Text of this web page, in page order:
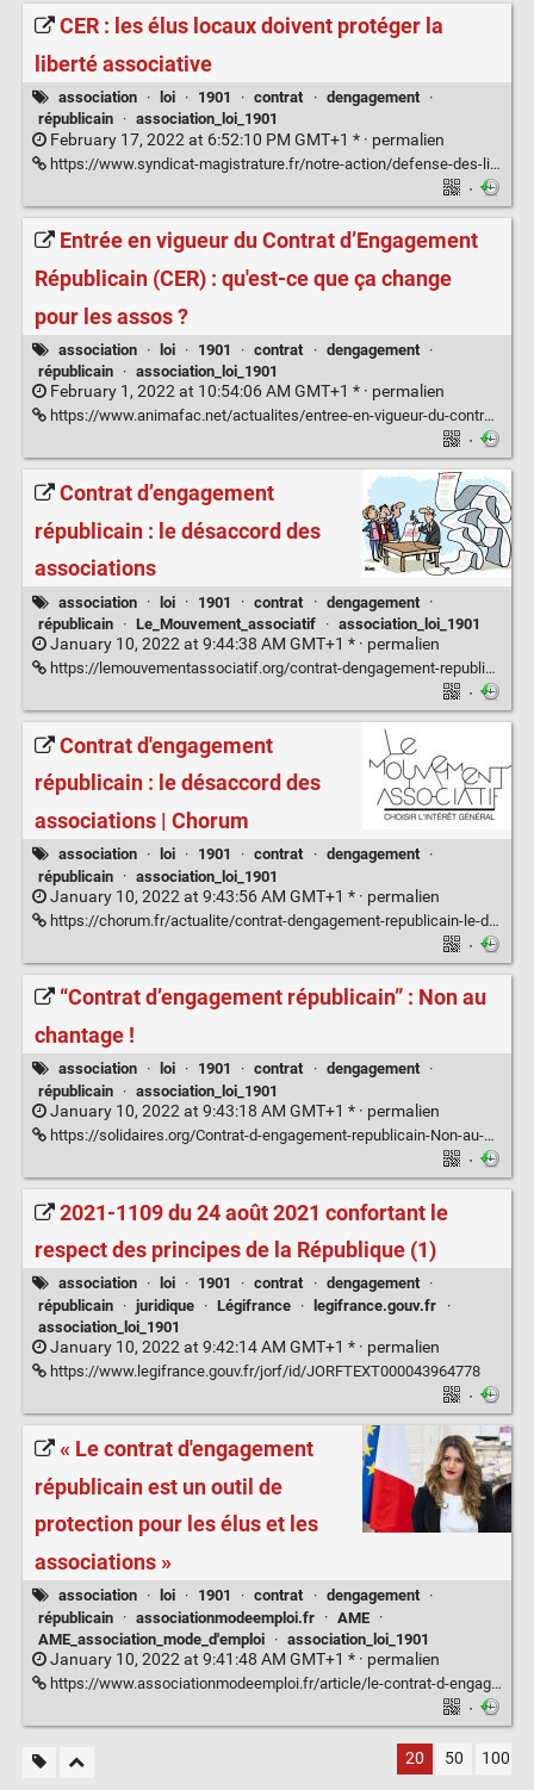
CER : les élus locaux doivent protéger la
liberté associative
association · loi · 1901 · contrat · dengagement
·
républicain
· association_loi_1901
February 17, 2022 at 6:52:10 PM GMT+1 * · permalien
https://www.syndicat-magistrature.fr/notre-action/defense-des-libertes/2508-cer-les-elus-locaux-doivent-proteger-la-liberte-associative.html
·
Entrée en vigueur du Contrat d’Engagement
Républicain (CER) : qu'est-ce que ça change
pour les assos ?
association · loi · 1901 · contrat · dengagement
·
républicain
· association_loi_1901
February 1, 2022 at 10:54:06 AM GMT+1 * · permalien
https://www.animafac.net/actualites/entree-en-vigueur-du-contrat-dengagement-republicain-cer-quest-ce-que-ca-change-pour-les-assos/
·
Contrat d’engagement
républicain : le désaccord des
associations
association · loi · 1901 · contrat · dengagement
·
républicain
· Le_Mouvement_associatif · association_loi_1901
January 10, 2022 at 9:44:38 AM GMT+1 * · permalien
https://lemouvementassociatif.org/contrat-dengagement-republicain-le-desaccord-des-associations/
·
Contrat d'engagement
républicain : le désaccord des
associations | Chorum
association · loi · 1901 · contrat · dengagement
·
républicain
· association_loi_1901
January 10, 2022 at 9:43:56 AM GMT+1 * · permalien
https://chorum.fr/actualite/contrat-dengagement-republicain-le-desaccord-des-associations
·
“Contrat d’engagement républicain” : Non au
chantage !
association · loi · 1901 · contrat · dengagement
·
républicain
· association_loi_1901
January 10, 2022 at 9:43:18 AM GMT+1 * · permalien
https://solidaires.org/Contrat-d-engagement-republicain-Non-au-chantage
·
2021-1109 du 24 août 2021 confortant le
respect des principes de la République (1)
association · loi · 1901 · contrat · dengagement
·
républicain
· juridique · Légifrance · legifrance.gouv.fr
·
association_loi_1901
January 10, 2022 at 9:42:14 AM GMT+1 * · permalien
https://www.legifrance.gouv.fr/jorf/id/JORFTEXT000043964778
·
« Le contrat d'engagement
républicain est un outil de
protection pour les élus et les
associations »
association · loi · 1901 · contrat · dengagement
·
républicain
· associationmodeemploi.fr · AME ·
AME_association_mode_d'emploi
· association_loi_1901
January 10, 2022 at 9:41:48 AM GMT+1 * · permalien
https://www.associationmodeemploi.fr/article/le-contrat-d-engagement-republicain-est-un-outil-de-protection-pour-les-elus-et-les-associations.72454
·
20 50 100